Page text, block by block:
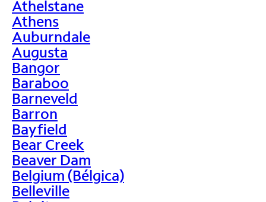
Athelstane
Athens
Auburndale
Augusta
Bangor
Baraboo
Barneveld
Barron
Bayfield
Bear Creek
Beaver Dam
Belgium (Bélgica)
Belleville